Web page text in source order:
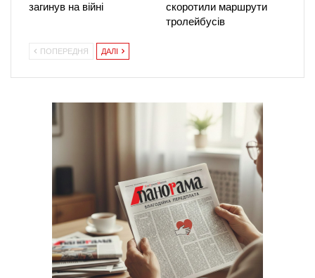
загинув на війні
скоротили маршрути
тролейбусів
ПОПЕРЕДНЯ ДАЛІ